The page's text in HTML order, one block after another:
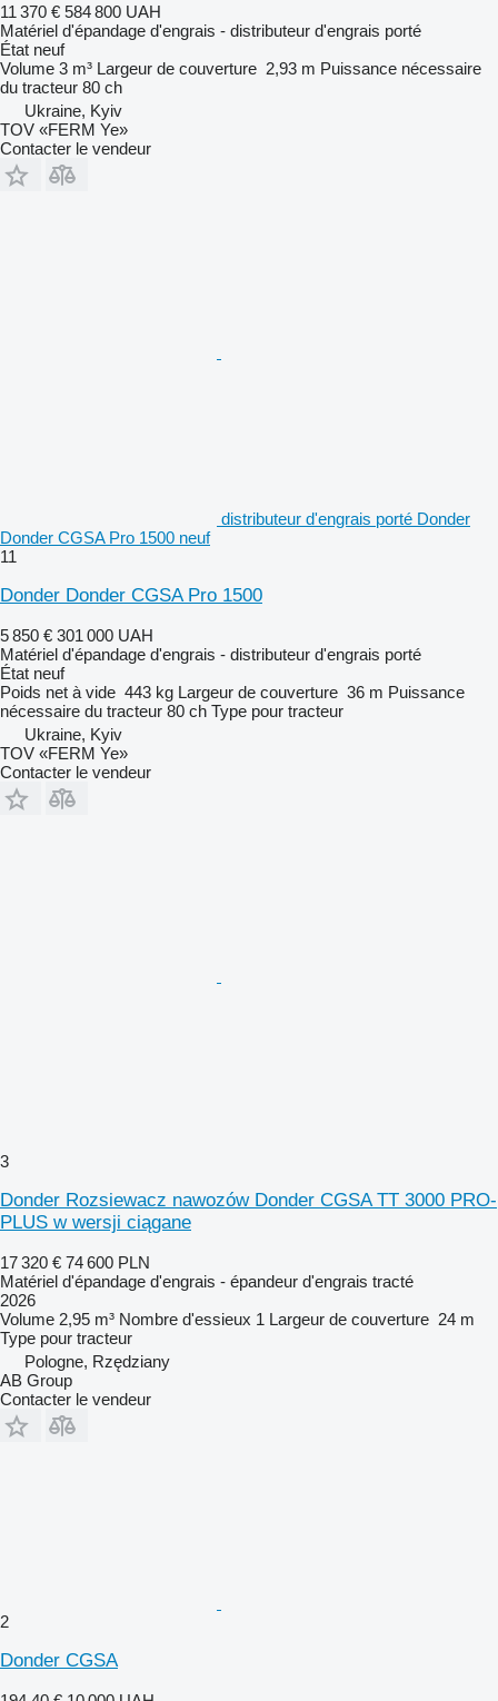
11 370 € 584 800 UAH
Matériel d'épandage d'engrais - distributeur d'engrais porté
État neuf
Volume 3 m³ Largeur de couverture 2,93 m Puissance nécessaire
du tracteur 80 ch
Ukraine, Kyiv
TOV «FERM Ye»
Contacter le vendeur
distributeur d'engrais porté Donder
Donder CGSA Pro 1500 neuf
11
Donder Donder CGSA Pro 1500
5 850 € 301 000 UAH
Matériel d'épandage d'engrais - distributeur d'engrais porté
État neuf
Poids net à vide 443 kg Largeur de couverture 36 m Puissance
nécessaire du tracteur 80 ch Type pour tracteur
Ukraine, Kyiv
TOV «FERM Ye»
Contacter le vendeur
3
Donder Rozsiewacz nawozów Donder CGSA TT 3000 PRO-
PLUS w wersji ciągane
17 320 € 74 600 PLN
Matériel d'épandage d'engrais - épandeur d'engrais tracté
2026
Volume 2,95 m³ Nombre d'essieux 1 Largeur de couverture 24 m
Type pour tracteur
Pologne, Rzędziany
AB Group
Contacter le vendeur
2
Donder CGSA